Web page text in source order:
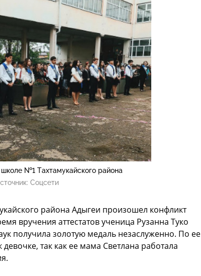
№1 Тахтамукайского района
Соцсети
района Адыгеи произошел конфликт
вручения аттестатов ученица Рузанна Туко
получила золотую медаль незаслуженно. По ее
так как ее мама Светлана работала